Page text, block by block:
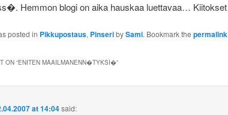
Hemmon blogi on aika hauskaa luettavaa…
posted in Pikkupostaus, PinseribySami. Bookmark the permalink
ON “ENITEN MAAILMANENN�TYKSI�”
at 14:04said: